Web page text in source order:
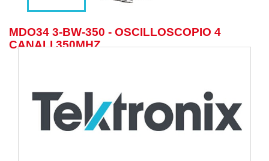
MDO34 3-BW-350 - OSCILLOSCOPIO 4
CANALI 350MHZ